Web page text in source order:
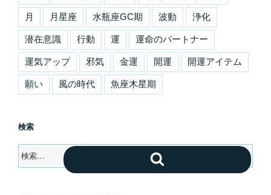
月 月星座 水瓶座GC期 波動 浄化
潜在意識 行動 運 運命のパートナー
運気アップ 邪気 金運 開運 開運アイテム
願い 風の時代 魚座木星期
検索
検
索:
索